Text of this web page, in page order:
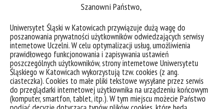
Szanowni Państwo,
Uniwersytet Śląski w Katowicach przywiązuje dużą wagę do
poszanowania prywatności użytkowników odwiedzających serwisy
internetowe Uczelni. W celu optymalizacji usług, umożliwienia
prawidłowego funkcjonowania i zapisywania ustawień
poszczególnych użytkowników, strony internetowe Uniwersytetu
Śląskiego w Katowicach wykorzystują tzw. cookies (z ang.
ciasteczka). Cookies to małe pliki tekstowe wysyłane przez serwis
do przeglądarki internetowej użytkownika na urządzeniu końcowym
(komputer, smartfon, tablet, itp.). W tym miejscu możecie Państwo
Link do rejestracji na spotkanie znajdziesz na stronie.